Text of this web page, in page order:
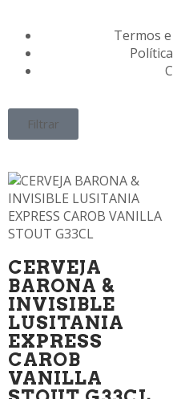
Termos
Filtrar
CERVEJA
BARONA &
INVISIBLE
LUSITANIA
EXPRESS
CAROB
VANILLA